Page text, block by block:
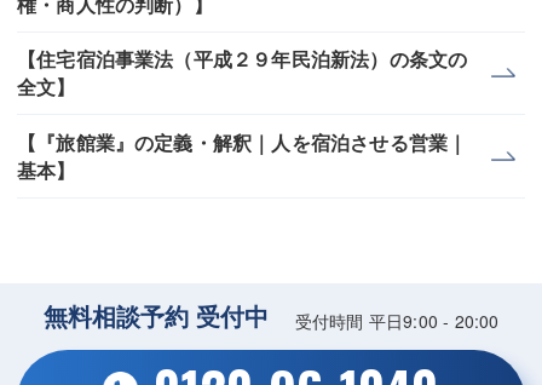
【住宅宿泊事業法（平成２９年民泊新法）の条文の
全文】
【『旅館業』の定義・解釈｜人を宿泊させる営業｜
基本】
無料相談予約 受付中 受付時間 平日9:00 - 20:00